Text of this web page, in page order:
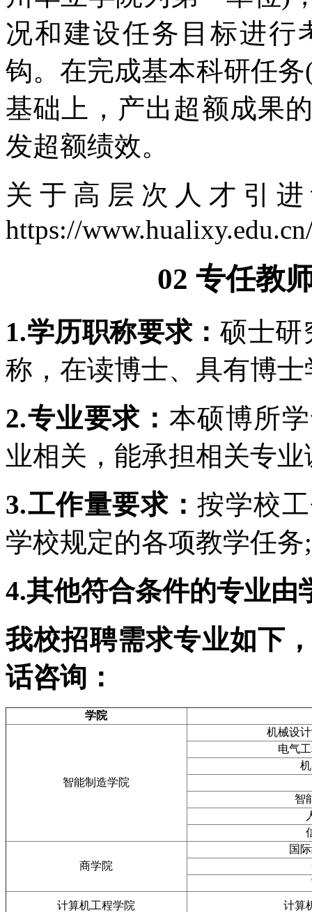
况和建设任务目标进行
钩。在完成基本科研任
基础上，产出超额成果
发超额绩效。
关于高层次人才引
https://
02 专任教
1.学历职称要求： 硕士研
称，在读博士、具有博
2.专业要求： 本硕博所
业相关，能承担相关专
3.工作量要求：按学校
学校规定的各项教学任务;
4.其他符合条件的专业由
我校招聘需求专业如下
话咨询：
学院
智能制造学院
机械设
电气
智
商学院
国
计算机工程学院
计算